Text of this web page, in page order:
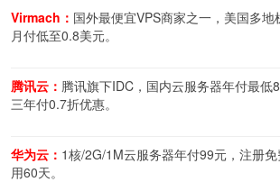
Virmach： 国外最便宜VPS商家之一，美国多地
月付低至0.8美元。
腾讯云： 腾讯旗下IDC，国内云服务器年付最低
三年付0.7折优惠。
华为云： 1核/2G/1M云服务器年付99元，注册
用60天。